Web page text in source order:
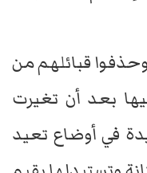
قبائلهم من
بعد أن تغيرت
في أوضاع تعيد